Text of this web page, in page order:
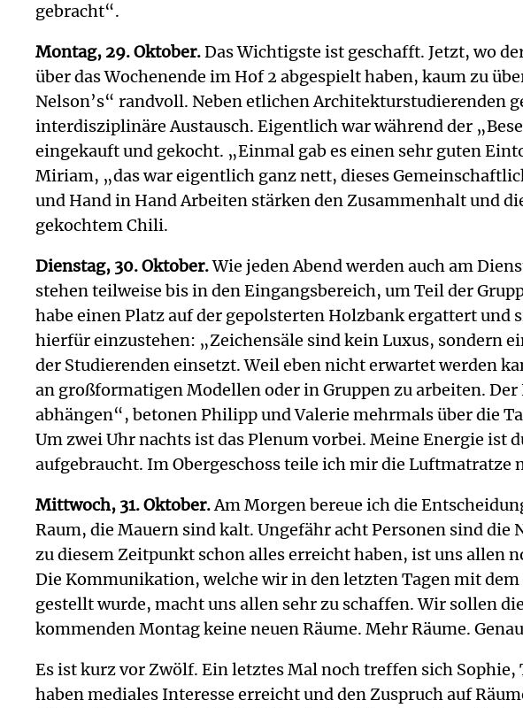
gebracht“.
Montag, 29. Oktober.Das Wichtigste ist geschafft. Jetzt, wo
über das Wochenende im Hof 2 abgespielt haben, kaum zu
Nelson’s“ randvoll. Neben etlichen Architekturstudierenden
interdisziplinäre Austausch. Eigentlich war während der
eingekauft und gekocht. „Einmal gab es einen sehr guten
Miriam, „das war eigentlich ganz nett, dieses
und Hand in Hand Arbeiten stärken den Zusammenhalt und
gekochtem Chili.
Dienstag, 30. Oktober.Wie jeden Abend werden auch am
stehen teilweise bis in den Eingangsbereich, um Teil der
habe einen Platz auf der gepolsterten Holzbank ergattert
hierfür einzustehen: „Zeichensäle sind kein Luxus, sondern
der Studierenden einsetzt. Weil eben nicht erwartet werden
an großformatigen Modellen oder in Gruppen zu arbeiten.
abhängen“, betonen Philipp und Valerie mehrmals über die
Um zwei Uhr nachts ist das Plenum vorbei. Meine Energie
aufgebraucht. Im Obergeschoss teile ich mir die
Mittwoch, 31. Oktober.Am Morgen bereue ich die
Raum, die Mauern sind kalt. Ungefähr acht Personen sind die
zu diesem Zeitpunkt schon alles erreicht haben, ist uns allen
Die Kommunikation, welche wir in den letzten Tagen mit
gestellt wurde, macht uns allen sehr zu schaffen. Wir sollen
kommenden Montag keine neuen Räume. Mehr Räume.
Es ist kurz vor Zwölf. Ein letztes Mal noch treffen sich
haben mediales Interesse erreicht und den Zuspruch auf